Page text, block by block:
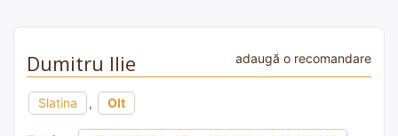
Dumitru Ilie adaugă o recomandare
Slatina , Olt